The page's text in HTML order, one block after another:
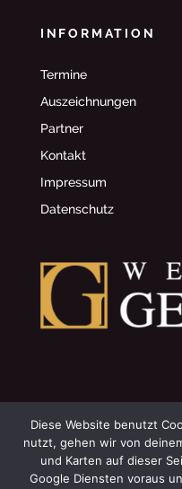
INFORMATION
Termine
Auszeichnungen
Partner
Kontakt
Impressum
Datenschutz
© 2002 Weingut
~
Diese Website benutzt
nutzt, gehen wir von
und Karten auf dieser
Google Diensten voraus